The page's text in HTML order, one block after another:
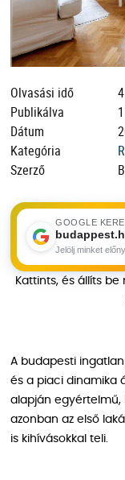
Olvasási idő
Publikálva
Dátum
Kategória
Szerző
GOOGLE
Jelölj minket
Kattints, és állíts
A budapesti
és a piaci dinamika
alapján egyértelmű,
azonban az első
is kihívásokkal teli.